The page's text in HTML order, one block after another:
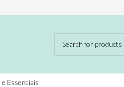
e Essenciais